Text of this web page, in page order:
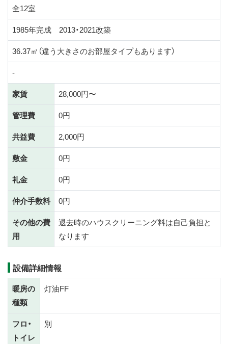
全12室
1985年完成 2013・2021改築
36.37㎡（違う大きさのお部屋タイプもあります）
-
家賃
28,000円〜
管理費
0円
共益費
2,000円
敷金
0円
礼金
0円
仲介手数料
0円
その他の費
用
退去時のハウスクリーニング料は自己負担と
なります
設備詳細情報
暖房の
種類
灯油FF
フロ・
トイレ
別